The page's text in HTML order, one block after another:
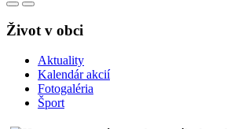
Život v obci
Aktuality
Kalendár akcií
Fotogaléria
Šport